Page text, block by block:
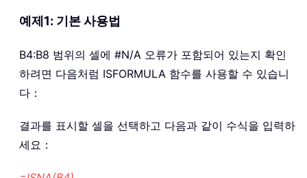
예제1: 기본 사용법
B4:B8 범위의 셀에 #N/A 오류가 포함되어 있는지 확인
하려면 다음처럼 ISFORMULA 함수를 사용할 수 있습니
다：
결과를 표시할 셀을 선택하고 다음과 같이 수식을 입력하
세요：